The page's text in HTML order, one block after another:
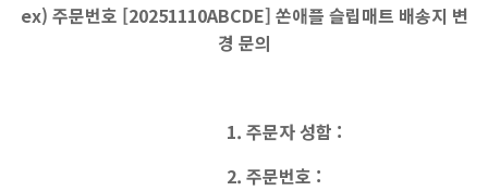
ex) 주문번호 [20251110ABCDE] 쏜애플 슬립매트 배송지 변
경 문의
1. 주문자 성함 :
2. 주문번호 :